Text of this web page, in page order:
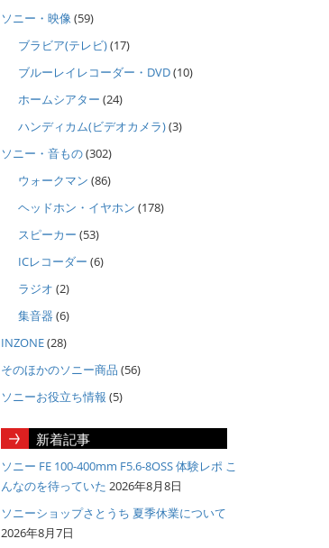
ソニー・映像(59)
ブラビア(テレビ)(17)
ブルーレイレコーダー・DVD(10)
ホームシアター (24)
ハンディカム(ビデオカメラ)(3)
ソニー・音もの(302)
ウォークマン (86)
ヘッドホン・イヤホン (178)
スピーカー (53)
ICレコーダー (6)
ラジオ (2)
集音器 (6)
INZONE(28)
そのほかのソニー商品 (56)
ソニーお役立ち情報 (5)
新着記事
ソニー FE 100-400mm F5.6-8OSS 体験レポ こ
んなのを待っていた 2026年8月8日
ソニーショップさとうち 夏季休業について
2026年8月7日